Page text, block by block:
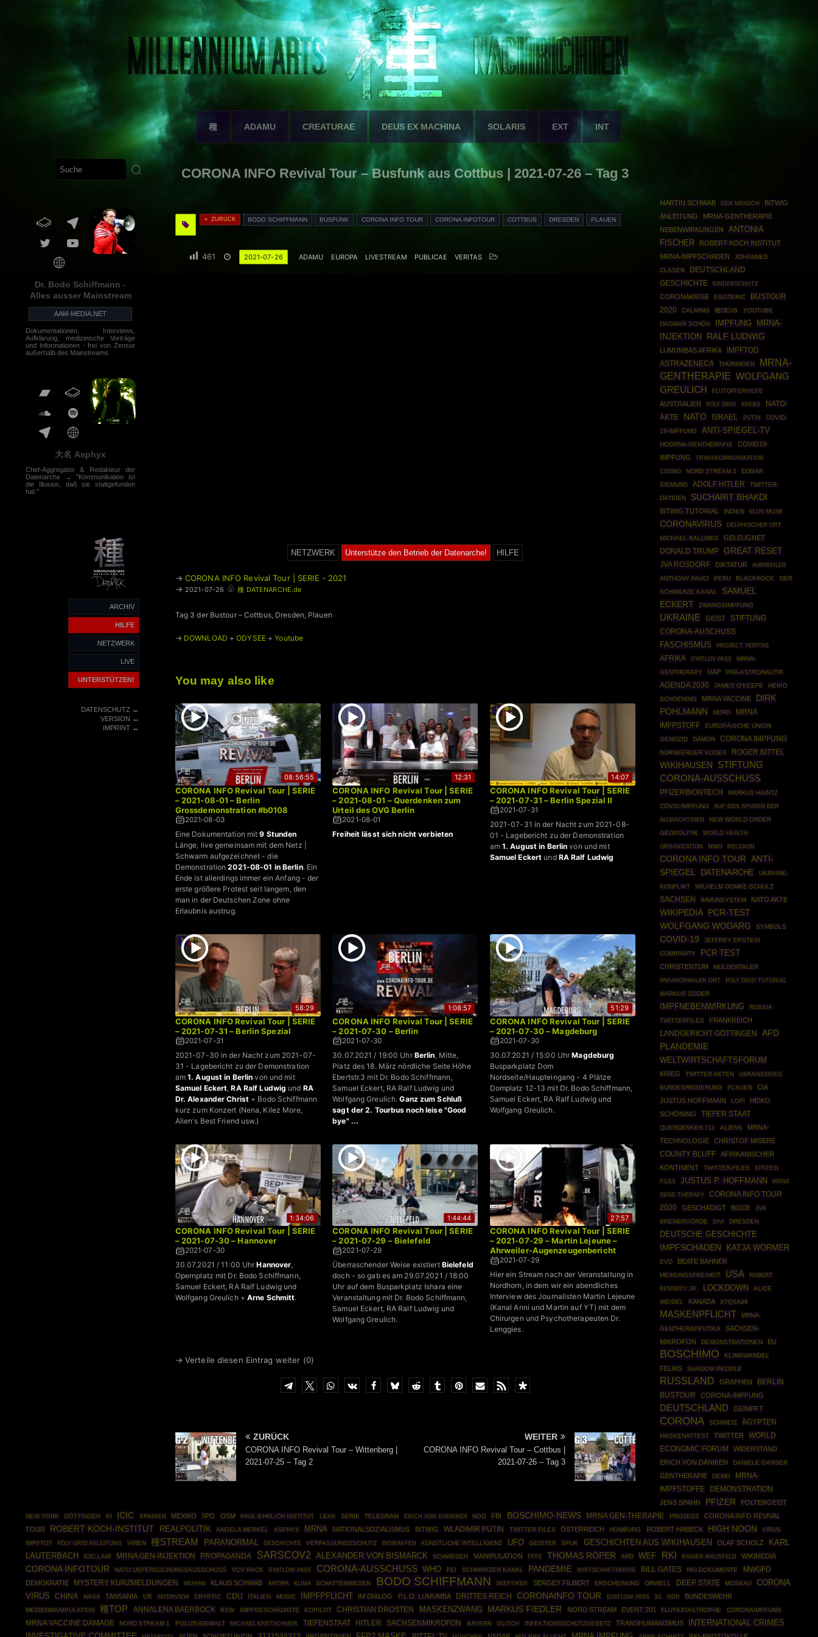
種 ADAMU CREATURAE DEUS EX MACHINA SOLARIS EXT INT
Dr. Bodo Schiffmann -
Alles ausser Mainstream
AAM-MEDIA.NET
Dokumentationen, Interviews,
Aufklärung, medizinische Vorträge
und Informationen - frei von Zensur
außerhalb des Mainstreams.
大名 Asphyx
Chef-Aggregator & Redakteur der
Datenarche → "Kommunikation ist
die Illusion, daß sie stattgefunden
hat."
ARCHIV
HILFE
NETZWERK
LIVE
UNTERSTÜTZEN!
DATENSCHUTZ←
VERSION ←
IMPRINT←
CORONA INFO Revival Tour – Busfunk aus Cottbus | 2021-07-26 – Tag 3
« ZURÜCK BODO SCHIFFMANN BUSFUNK CORONA INFO TOUR CORONA INFOTOUR COTTBUS DRESDEN PLAUEN
461 2021-07-26 ADAMU EUROPA LIVESTREAM PUBLICAE VERITAS
NETZWERK Unterstütze den Betrieb der Datenarche! HILFE
→ CORONA INFO Revival Tour | SERIE - 2021
→ 2021-07-26 ♧ 種 DATENARCHE.de
Tag 3 der Bustour – Cottbus, Dresden, Plauen
→ DOWNLOAD +ODYSEE+Youtube
You may also like
08:56:55
CORONA INFO Revival Tour | SERIE
– 2021-08-01 – Berlin
Grossdemonstration #b0108
2021-08-03
Eine Dokumentation mit9 Stunden
Länge, live gemeinsam mit dem Netz |
Schwarm aufgezeichnet - die
Demonstration2021-08-01 in Berlin. Ein
Ende ist allerdings immer ein Anfang - der
erste größere Protest seit langem, den
man in der Deutschen Zone ohne
Erlaubnis austrug.
12:31
CORONA INFO Revival Tour | SERIE
– 2021-08-01 – Querdenken zum
Urteil des OVG Berlin
2021-08-01
Freiheit lässt sich nicht verbieten
14:07
CORONA INFO Revival Tour | SERIE
– 2021-07-31 – Berlin Spezial II
2021-07-31
2021-07-31 in der Nacht zum 2021-08-
01 - Lagebericht zu der Demonstration
am 1. August in Berlin von und mit
Samuel Eckert und RA Ralf Ludwig
58:29
CORONA INFO Revival Tour | SERIE
– 2021-07-31 – Berlin Spezial
2021-07-31
2021-07-30 in der Nacht zum 2021-07-
31 - Lagebericht zu der Demonstration
am1. August in Berlin von und mit
Samuel Eckert ,RA Ralf Ludwig und RA
Dr. Alexander Christ + Bodo Schiffmann
kurz zum Konzert (Nena, Kilez More,
Alien's Best Friend usw.)
1:08:57
CORONA INFO Revival Tour | SERIE
– 2021-07-30 – Berlin
2021-07-30
30.07.2021 / 19:00 Uhr Berlin , Mitte,
Platz des 18. März nördliche Seite Höhe
Ebertstr.3 mit Dr. Bodo Schiffmann,
Samuel Eckert, RA Ralf Ludwig und
Wolfgang Greulich.Ganz zum Schluß
sagt der 2. Tourbus noch leise "Good
bye" ...
51:29
CORONA INFO Revival Tour | SERIE
– 2021-07-30 – Magdeburg
2021-07-30
30.07.2021 / 15:00 UhrMagdeburg
Busparkplatz Dom
Nordseite/Haupteingang - 4 Plätze
Domplatz 12-13 mit Dr. Bodo Schiffmann,
Samuel Eckert, RA Ralf Ludwig und
Wolfgang Greulich.
1:34:06
CORONA INFO Revival Tour | SERIE
– 2021-07-30 – Hannover
2021-07-30
30.07.2021 / 11:00 UhrHannover,
Opernplatz mit Dr. Bodo Schiffmann,
Samuel Eckert, RA Ralf Ludwig und
Wolfgang Greulich +Arne Schmitt.
1:44:44
CORONA INFO Revival Tour | SERIE
– 2021-07-29 – Bielefeld
2021-07-29
Überraschender Weise existiert Bielefeld
doch - so gab es am 29.07.2021 / 18:00
Uhr auf dem Busparkplatz Ishara eine
Veranstaltung mit Dr. Bodo Schiffmann,
Samuel Eckert, RA Ralf Ludwig und
Wolfgang Greulich.
27:57
CORONA INFO Revival Tour | SERIE
– 2021-07-29 – Martin Lejeune –
Ahrweiler-Augenzeugenbericht
2021-07-29
Hier ein Stream nach der Veranstaltung in
Nordhorn, in dem wir ein abendliches
Interview des Journalisten Martin Lejeune
(Kanal Anni und Martin auf YT) mit dem
Chirurgen und Psychotherapeuten Dr.
Lenggies.
→ Verteile diesen Eintrag weiter (0)
ZURÜCK
CORONA INFO Revival Tour – Wittenberg |
2021-07-25 – Tag 2
WEITER
CORONA INFO Revival Tour – Cottbus |
2021-07-26 – Tag 3
MARTIN SCHWAB DER MENSCH
BITWIG
ANLEITUNG
MRNA-GENTHERAPIE
NEBENWIRKUNGEN
ANTONIA
FISCHER
ROBERT-KOCH INSTITUT
MRNA-IMPFSCHADEN
JOHANNES
CLASEN
DEUTSCHLAND
GESCHICHTE
KINDERSCHUTZ
CORONAKRISE ESOTERIC
BUSTOUR
2020
CALMING 種DEUS
YOUTUBE
DAGMAR SCHÖN
IMPFUNG
MRNA-
INJEKTION
RALF LUDWIG
LUMUMBAS AFRIKA
IMPFTOD
ASTRAZENECA
THÜRINGEN
MRNA-
GENTHERAPIE WOLFGANG
GREULICH
FLUTOPFERHILFE
AUSTRALIEN POLY GRID KREBS
NATO-
AKTE
NATO ISRAEL PUTIN
COVID-
19-IMPFUNG
ANTI-SPIEGEL-TV
MODRNA-GENTHERAPIE
COVID19-
IMPFUNG
TRANSKOMMUNIKATION
COSMO NORD STREAM 2
EDGAR
SIEMUND
ADOLF HITLER
TWITTER-
DATEIEN
SUCHARIT BHAKDI
BITWIG TUTORIAL INDIEN ELON MUSK
CORONAVIRUS DELPHISCHER ORT
MICHAEL BALLWEG GELEUGNET
DONALD TRUMP GREAT RESET
JVA ROSDORF DIKTATUR
AHRWEILER
ANTHONY FAUCI
PERU BLACKROCK
DER
SCHWARZE KANAL
SAMUEL
ECKERT
ZWANGSIMPFUNG
UKRAINE GEIST
STIFTUNG
CORONA-AUSCHUSS
FASCHISMUS
PROJECT VERITAS
AFRIKA DYATLOV PASS
MRNA-
GENTHERAPY
UAP PRÄ-ASTRONAUTIK
AGENDA 2030 JAMES O'KEEFE
HEIKO
SCHOENING
MRNA VACCINE
DIRK
POHLMANN
MORD
MRNA
IMFPSTOFF
EUROPÄISCHE UNION
GENOZID
DÄMON CORONA IMPFUNG
NÜRNBERGER KODEX ROGER BITTEL
WIKIHAUSEN
STIFTUNG
CORONA-AUSSCHUSS
PFIZERBIONTECH
MARKUS HAINTZ
COVID-IMPFUNG
AUF DEN SPUREN DER
ALLMÄCHTIGEN
NEW WORLD ORDER
GEOPOLITIK
WORLD HEALTH
ORGANIZATION
NWO RELIGION
CORONA INFO TOUR
ANTI-
SPIEGEL
DATENARCHE
UKRAINE-
KONFLIKT
WILHELM DOMKE-SCHULZ
SACHSEN IMMUNSYSTEM NATO AKTE
WIKIPEDIA PCR-TEST
WOLFGANG WODARG SYMBOLS
COVID-19
JEFFREY EPSTEIN
COMIRNATY
PCR TEST
CHRISTENTUM MULDENTALER
PARANORMALER ORT
POLY GRID TUTORIAL
MARKUS SÖDER
IMPFNEBENWIRKUNG
RUSSIA
TWITTERFILES
FRANKREICH
LANDGERICHT GÖTTINGEN
AFD
PLANDEMIE
WELTWIRTSCHAFTSFORUM
KRIEG TWITTER AKTEN
UKRAINEKRIEG
BUNDESREGIERUNG
PLAUEN
CIA
JUSTUS HOFFMANN
LOFI
HEIKO
SCHÖNING
TIEFER STAAT
QUERDENKEN 711 ALIENS
MRNA-
TECHNOLOGIE
CHRISTOF MISERÉ
COUNTY BLUFF
AFRIKANISCHER
KONTINENT
TWITTER-FILES
EPSTEIN
FILES
JUSTUS P. HOFFMANN
MRNA
GENE THERAPY
CORONA INFO TOUR
2020
GESCHÄDIGT B0108
JVA
BREMERVÖRDE
DIVI DRESDEN
DEUTSCHE GESCHICHTE
IMPFSCHADEN KATJA WÖRMER
EVD BEATE BAHNER
MEINUNGSFREIHEIT USA
ROBERT
KENNEDY JR.
LOCKDOWN
ALICE
WEIDEL
KANADA X7Q5A96
MASKENPFLICHT
MRNA-
GENTHERAPEUTIKA
SACHSEN-
MIKROFON
DEMONSTRATIONEN EU
BOSCHIMO KLIMAWANDEL
FELIKS SHADOW PEOPLE
RUSSLAND GRAPHEN
BERLIN
BUSTOUR
CORONA-IMPFUNG
DEUTSCHLAND GEIMPFT
CORONA SCHWEIZ ÄGYPTEN
MASKENATTEST TWITTER
WORLD
ECONOMIC FORUM
WIDERSTAND
ERICH VON DÄNIKEN
DANIELE GANSER
GENTHERAPIE DEMO
MRNA-
IMPFSTOFFE
DEMONSTRATION
JENS SPAHN PFIZER POLTERGEIST
NEW YORK GÖTTINGEN KI ICIC SPANIEN MEXIKO SPD OSM PAUL-EHRLICH INSTITUT LEAK SERIE TELEGRAM ERICH VON DAENIKEN NGO FBI BOSCHIMO-NEWS MRNA GEN-THERAPIE PROZESS
CORONA INFO REVIVAL
TOUR
ROBERT KOCH-INSTITUT REALPOLITIK ANGELA MERKEL ASPHYX MRNA NATIONALSOZIALISMUS BITWIG WLADIMIR PUTIN TWITTER FILES ÖSTERREICH HOMBURG ROBERT HABECK HIGH NOON
VIRUS
IMPFTOT
POLY GRID ANLEITUNG VIREN 種STREAM PARANORMAL GESCHICHTE VERFASSUNGSSCHUTZ BIOWAFFEN KÜNSTLICHE INTELLIGENZ UFO GEISTER SPUK GESCHICHTEN AUS WIKIHAUSEN OLAF SCHOLZ
KARL
LAUTERBACH
ICIC.LAW MRNA GEN-INJEKTION PROPAGANDA SARSCOV2 ALEXANDER VON BISMARCK SCHWEDEN MANIPULATION FFP2 THOMAS RÖPER ARD WEF RKI RAINER MAUSFELD WIKIMEDIA
CORONA INFOTOUR NATO UNTERSUCHUNGSAUSSCHUSS VCV RACK DYATLOW PASS CORONA-AUSSCHUSS WHO PEI SCHWARZER KANAL PANDEMIE WIRTSCHAFTSKRISE BILL GATES RKI-DOKUMENTE MWGFD
DEMOKRATIE MYSTERY KURZMELDUNGEN WUHAN KLAUS SCHWAB ANTIFA KLIMA SCHATTENWESEN BODO SCHIFFMANN SKEPTIKER SERGEY FILBERT ERSCHEINUNG ORWELL DEEP STATE MOSKAU
CORONA
VIRUS
CHINA NASA TANSANIA UK INTERVIEW CRYPTIC CDU ITALIEN MUSIC IMPFPFLICHT IM DIALOG P.L.O. LUMUMBA DRITTES REICH CORONAINFO TOUR DJATLOW PASS 3G NDR BUNDESWEHR
MEDIENMANIPULATION 種TOP ANNALENA BAERBOCK BSW IMPFGESCHÄDIGTE KOPILOT CHRISTIAN DROSTEN MASKENZWANG MARKUS FIEDLER NORD STREAM EVENT 201 FLUTKATASTROPHE CORONAIMPFUNG
MRNA VACCINE DAMAGE NORD STREAM 1 POLIZEIGEWALT MICHAEL KRETSCHMER TIEFENSTAAT HITLER SACHSENMIKROFON BAYERN GLITCH INFEKTIONSSCHUTZGESETZ TRANSHUMANISMUS
INTERNATIONAL CRIMES